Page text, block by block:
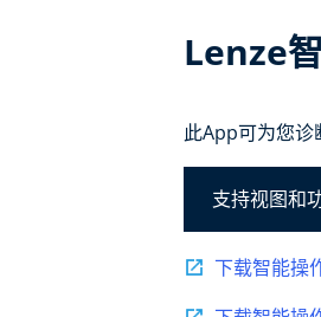
Lenze
此App可为您诊
支持视图和
下载智能操